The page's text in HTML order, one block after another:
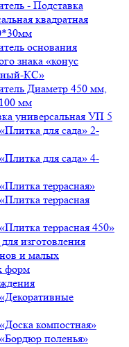
- Подставка
квадратная
основания
знака «конус
КС»
Диаметр 450 мм,
мм
универсальная УП 5
для сада» 2-
для сада» 4-
террасная»
террасная
террасная 450»
изготовления
и малых
форм
компостная»
поленья»